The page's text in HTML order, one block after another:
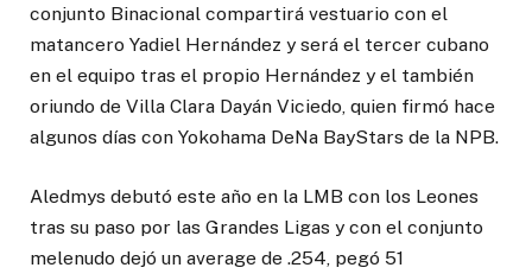
conjunto Binacional compartirá vestuario con el
matancero Yadiel Hernández y será el tercer cubano
en el equipo tras el propio Hernández y el también
oriundo de Villa Clara Dayán Viciedo, quien firmó hace
algunos días con Yokohama DeNa BayStars de la NPB.
Aledmys debutó este año en la LMB con los Leones
tras su paso por las Grandes Ligas y con el conjunto
melenudo dejó un average de .254, pegó 51